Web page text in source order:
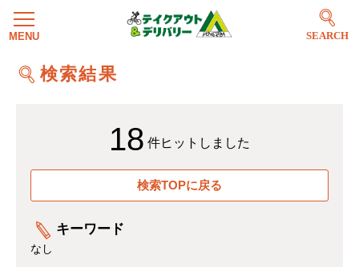
SEARCH
検索結果
18 件ヒットしました
検索TOPに戻る
キーワード
なし